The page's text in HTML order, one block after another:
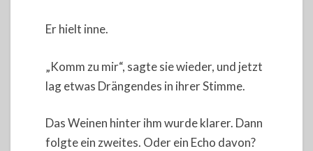
Er hielt inne.
„Komm zu mir“, sagte sie wieder, und jetzt
lag etwas Drängendes in ihrer Stimme.
Das Weinen hinter ihm wurde klarer. Dann
folgte ein zweites. Oder ein Echo davon?